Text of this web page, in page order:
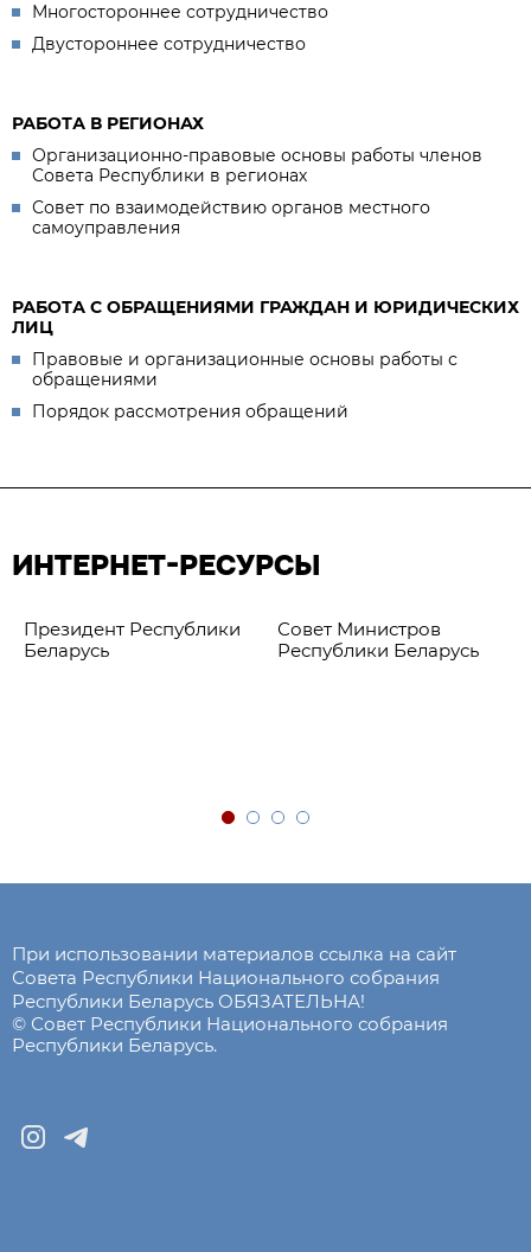
Многостороннее сотрудничество
Двустороннее сотрудничество
РАБОТА В РЕГИОНАХ
Организационно-правовые основы работы членов
Совета Республики в регионах
Совет по взаимодействию органов местного
самоуправления
РАБОТА С ОБРАЩЕНИЯМИ ГРАЖДАН И ЮРИДИЧЕСКИХ
ЛИЦ
Правовые и организационные основы работы с
обращениями
Порядок рассмотрения обращений
ИНТЕРНЕТ-РЕСУРСЫ
Президент Республики
Беларусь
Совет Министров
Республики Беларусь
При использовании материалов ссылка на сайт
Совета Республики Национального собрания
Республики Беларусь ОБЯЗАТЕЛЬНА!
© Совет Республики Национального собрания
Республики Беларусь.